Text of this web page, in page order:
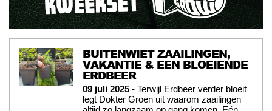
BUITENWIET ZAAILINGEN,
VAKANTIE & EEN BLOEIENDE
ERDBEER
09 juli 2025 - Terwijl Erdbeer verder bloeit
legt Dokter Groen uit waarom zaailingen